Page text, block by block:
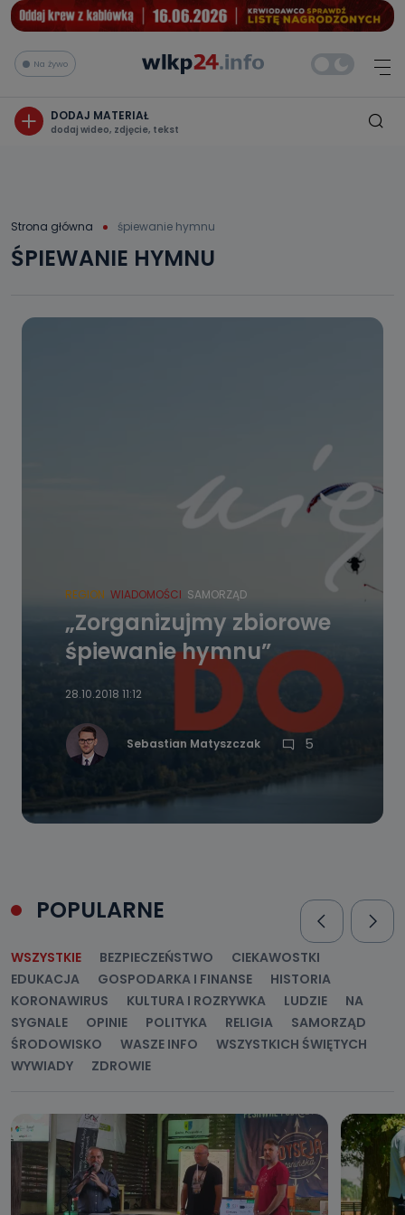
Na żywo
DODAJ MATERIAŁ
dodaj wideo, zdjęcie, tekst
Strona główna śpiewanie hymnu
ŚPIEWANIE HYMNU
REGION WIADOMOŚCI SAMORZĄD
„Zorganizujmy zbiorowe
śpiewanie hymnu”
28.10.2018 11:12
Sebastian Matyszczak 5
POPULARNE
WSZYSTKIE BEZPIECZEŃSTWO
CIEKAWOSTKI
EDUKACJA
GOSPODARKA I FINANSE
HISTORIA
KORONAWIRUS
KULTURA I ROZRYWKA LUDZIE
NA
SYGNALE
OPINIE POLITYKA RELIGIA
SAMORZĄD
ŚRODOWISKO
WASZE INFO
WSZYSTKICH ŚWIĘTYCH
WYWIADY
ZDROWIE